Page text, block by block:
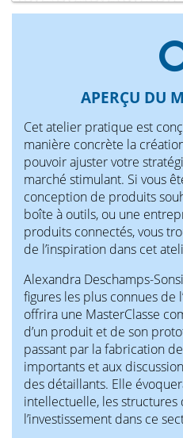
APERÇU DU
Cet atelier pratique est
manière concrète la
pouvoir ajuster votre
marché stimulant. Si vous
conception de produits
boîte à outils, ou une
produits connectés, vous
de l’inspiration dans cet
Alexandra Deschamps-
figures les plus connues de
offrira une MasterClasse
d’un produit et de son
passant par la fabrication
importants et aux
des détaillants. Elle
intellectuelle, les structures
l’investissement dans ce